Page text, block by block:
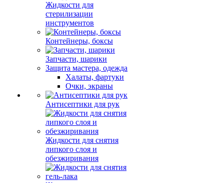
Жидкости для
стерилизации
инструментов
Контейнеры, боксы
Запчасти, шарики
Защита мастера, одежда
Халаты, фартуки
Очки, экраны
Антисептики для рук
Жидкости для снятия
липкого слоя и
обезжиривания